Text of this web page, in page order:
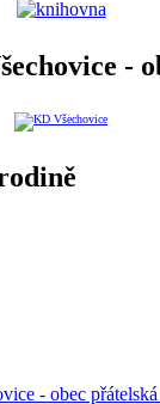
-
- obec